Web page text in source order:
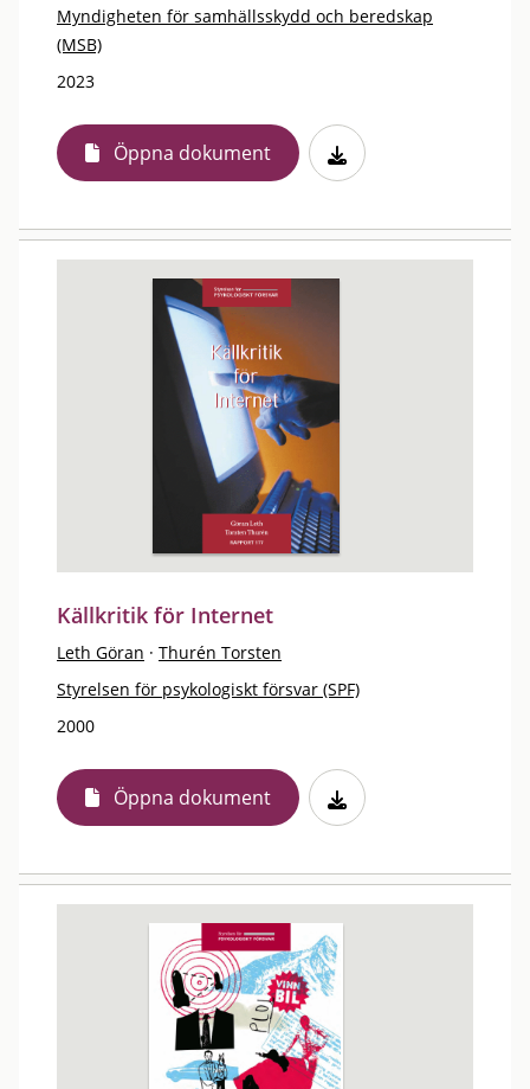
Myndigheten för samhällsskydd och beredskap
(MSB)
2023
Öppna dokument
Källkritik för Internet
Leth Göran · Thurén Torsten
Styrelsen för psykologiskt försvar (SPF)
2000
Öppna dokument